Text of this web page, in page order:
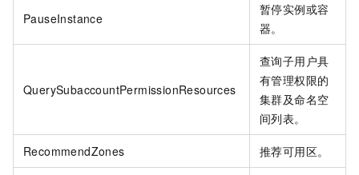
PauseInstance
暂停实例或容
器。
QuerySubaccountPermissionResources
查询子用户具
有管理权限的
集群及命名空
间列表。
RecommendZones 推荐可用区。